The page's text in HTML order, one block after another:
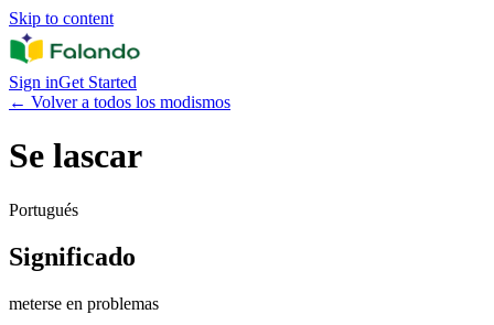
Skip to content
Sign inGet Started
← Volver a todos los modismos
Se lascar
Portugués
Significado
meterse en problemas